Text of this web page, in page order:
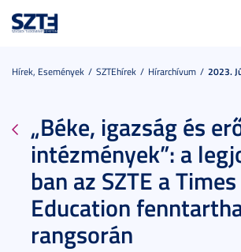
Hírek, Események SZTEhírek Hírarchívum 2023.
„Béke, igazság és
intézmények”: a
ban az SZTE a
Education
rangsorán